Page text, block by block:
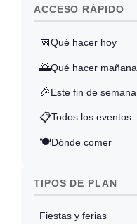
ACCESO RÁPIDO
📅Qué hacer hoy
🌅Qué hacer mañana
🎉Este fin de semana
📋Todos los eventos
🍽️Dónde comer
TIPOS DE PLAN
Fiestas y ferias